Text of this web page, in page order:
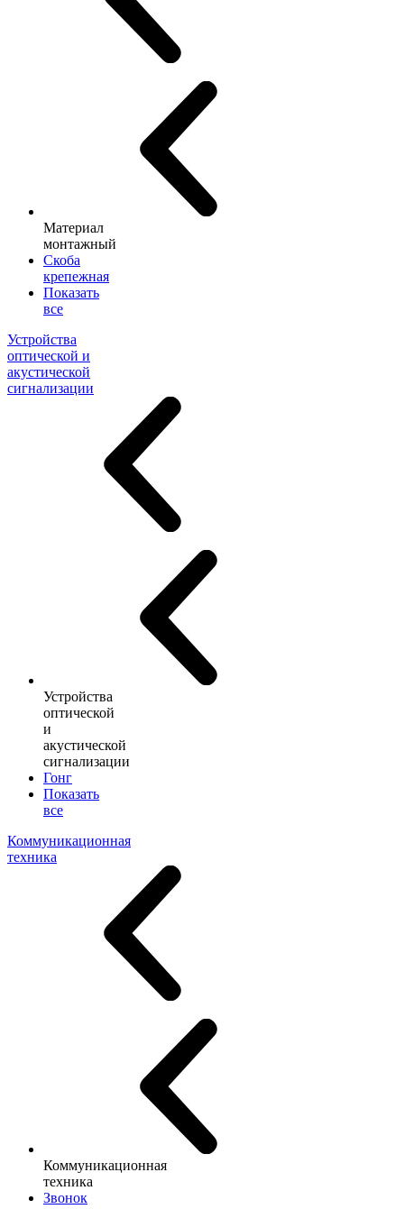
Материал
монтажный
Скоба
крепежная
Показать
все
Устройства
оптической и
акустической
сигнализации
Устройства
оптической
и
акустической
сигнализации
Гонг
Показать
все
Коммуникационная
техника
Коммуникационная
техника
Звонок